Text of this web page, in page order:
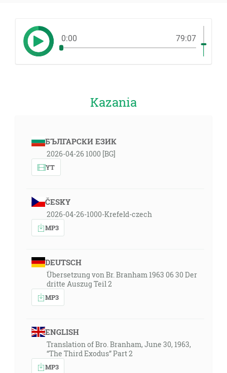
0:00 79:07
Kazania
БЪЛГАРСКИ ЕЗИК
2026-04-26 1000 [BG]
YT
ČESKY
2026-04-26-1000-Krefeld-czech
MP3
DEUTSCH
Übersetzung von Br. Branham 1963 06 30 Der
dritte Auszug Teil 2
MP3
ENGLISH
Translation of Bro. Branham, June 30, 1963,
“The Third Exodus” Part 2
MP3